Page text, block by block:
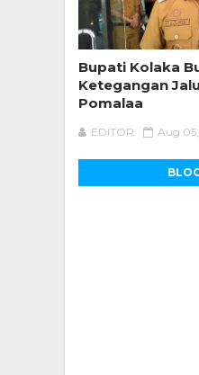
Bupati Kolaka
Ketegangan
Pomalaa
EDITOR Aug